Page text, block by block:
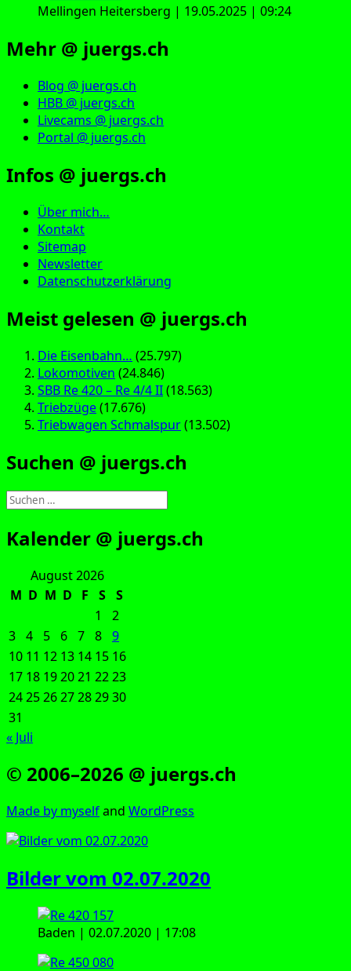
Mellingen Heitersberg | 19.05.2025 | 09:24
Mehr @ juergs.ch
Blog @ juergs.ch
HBB @ juergs.ch
Livecams @ juergs.ch
Portal @ juergs.ch
Infos @ juergs.ch
Über mich…
Kontakt
Sitemap
Newsletter
Datenschutzerklärung
Meist gelesen @ juergs.ch
Die Eisenbahn… (25.797)
Lokomotiven (24.846)
SBB Re 420 – Re 4/4 II(18.563)
Triebzüge(17.676)
Triebwagen Schmalspur(13.502)
Suchen @ juergs.ch
Suchen
nach:
Kalender @ juergs.ch
August 2026
M D M D F S
S
1
2
3 4 5 6 7 8 9
10 11 12 13 14 15 16
17 18 192021 2223
24252627282930
31
« Juli
© 2006–2026 @ juergs.ch
Made by mys­elfand Word­Press
Bilder vom 02.07.2020
Baden | 02.07.2020 | 17:08